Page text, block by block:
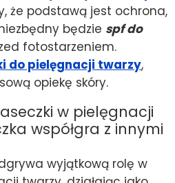
że podstawą jest ochrona,
będzie spf do
fotostarzeniem.
do pielęgnacji twarzy,
opiekę skóry.
w pielęgnacji
współgra z innymi
wyjątkową rolę w